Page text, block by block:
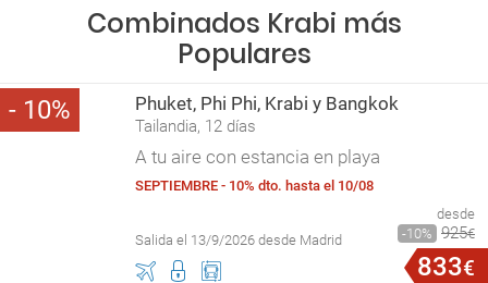
Combinados Krabi más
Populares
10 Phuket, Phi Phi, Krabi y Bangkok
Tailandia, 12 días
A tu aire con estancia en playa
SEPTIEMBRE - 10% dto. hasta el 10/08
Salida el 13/9/2026 desde Madrid
desde
10
925€
833€